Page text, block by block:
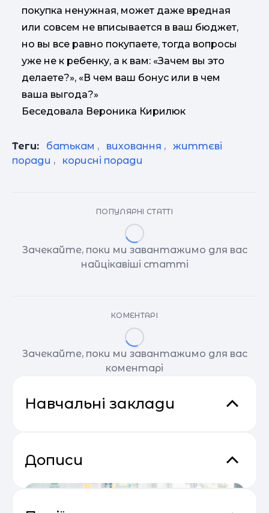
покупка ненужная, может даже вредная
или совсем не вписывается в ваш бюджет,
но вы все равно покупаете, тогда вопросы
уже не к ребенку, а к вам: «Зачем вы это
делаете?», «В чем ваш бонус или в чем
ваша выгода?»
Беседовала Вероника Кирилюк
Теги: батькам , виховання ,
життєві
поради , корисні поради
ПОПУЛЯРНІ СТАТТІ
Зачекайте, поки ми завантажимо для вас
найцікавіші статті
КОМЕНТАРІ
Зачекайте, поки ми завантажимо для вас
коментарі
Навчальні заклади
Дописи